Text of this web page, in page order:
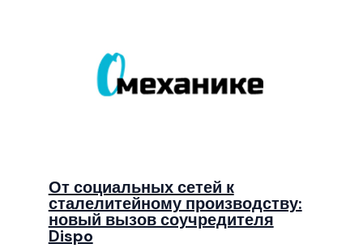
От социальных сетей к
сталелитейному производству:
новый вызов соучредителя
Dispo